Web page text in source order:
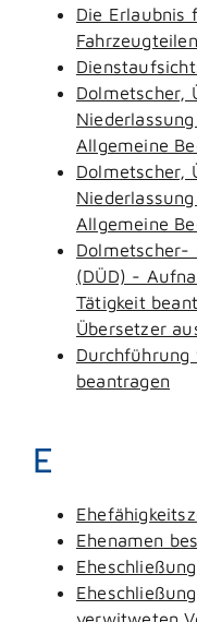
Die Erlaubnis
Dolmetscher,
Allgemeine
Dolmetscher,
Allgemeine
Dolmetscher-
(DÜD) -
Tätigkeit
Übersetzer
Durchführung
beantragen
E
Ehenamen